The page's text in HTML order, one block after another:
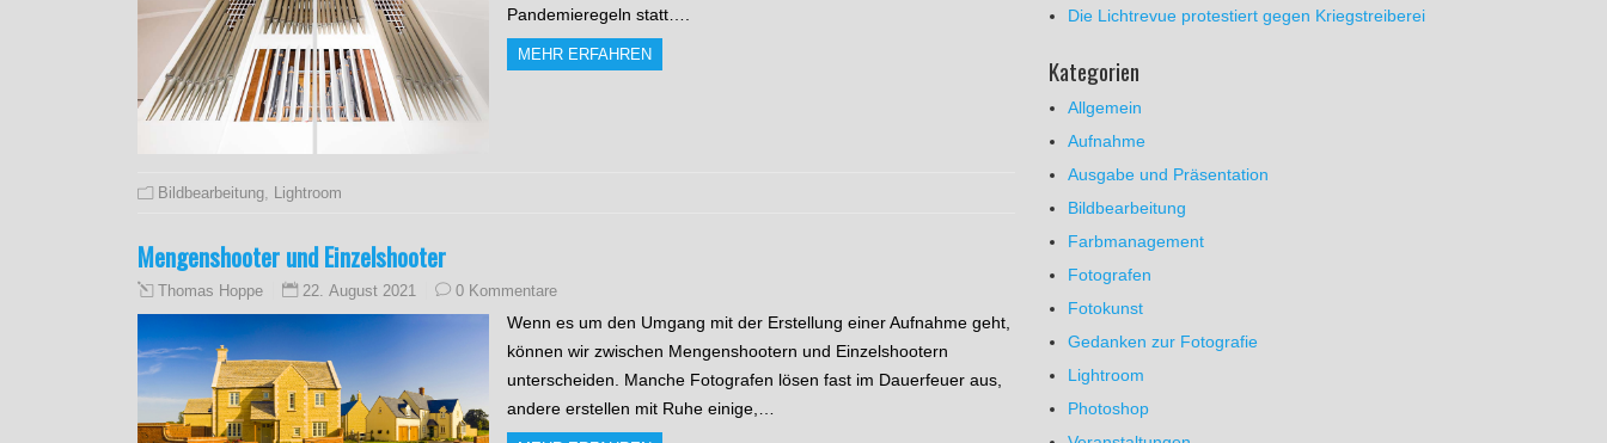
Pandemieregeln statt….
MEHR ERFAHREN
Bildbearbeitung Lightroom
Mengenshooter und Einzelshooter
Thomas Hoppe 22. August 2021 0 Kommentare
Wenn es um den Umgang mit der Erstellung einer Aufnahme geht,
können wir zwischen Mengenshootern und Einzelshootern
unterscheiden. Manche Fotografen lösen fast im Dauerfeuer aus,
andere erstellen mit Ruhe einige,…
Die Lichtrevue protestiert gegen Kriegstreiberei
Kategorien
Allgemein
Aufnahme
Ausgabe und Präsentation
Bildbearbeitung
Farbmanagement
Fotografen
Fotokunst
Gedanken zur Fotografie
Lightroom
Photoshop